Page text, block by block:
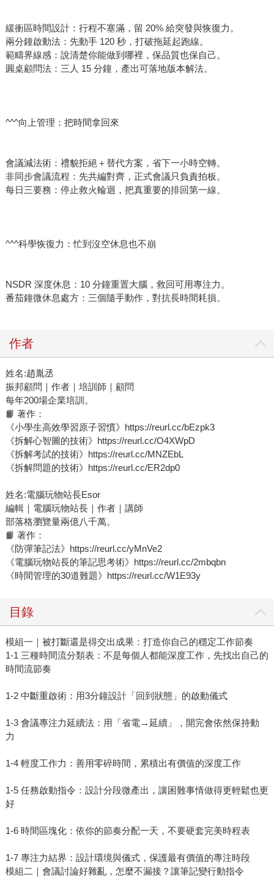
緩衝區時間設計：行程不塞滿，留 20% 給突發與恢復力。
兩分鐘啟動法：先動手 120 秒，打破拖延起跑線。
範疇界線感：說清楚你能做到哪裡，保品質也保自己。
圓桌顧問法：三人 15 分鐘，產出可落地版本解法。
^^^向上管理：把時間拿回來
會議減法術：禮貌拒絕＋替代方案，省下一小時空轉。
非同步會議流程：先共編對齊，正式會議只負責拍板。
每日三要務：停止救火輪迴，把真重要的排回第一線。
^^^科學恢復力：忙到沒空休息也不崩
NSDR 深度休息：10 分鐘重置大腦，救回可用專注力。
番茄鐘微休息處方：三個隨手動作，對抗長時間耗損。
作者
姓名:趙胤丞
振邦顧問｜作者｜培訓師｜顧問
每年200場企業培訓。
📙 著作：
《小學生高效學習原子習慣》https://reurl.cc/bEzpk3
《拆解心智圖的技術》https://reurl.cc/O4XWpD
《拆解考試的技術》https://reurl.cc/MNZEbL
《拆解問題的技術》https://reurl.cc/ER2dp0
姓名:電腦玩物站長Esor
編輯｜電腦玩物站長｜作者｜講師
部落格瀏覽量兩億八千萬。
📙 著作：
《防彈筆記法》https://reurl.cc/yMnVe2
《電腦玩物站長的筆記思考術》https://reurl.cc/2mbqbn
《時間管理的30道難題》https://reurl.cc/W1E93y
目錄
模組一｜被打斷還是得交出成果：打造你自己的穩定工作節奏
1-1 三種時間流分類表：不是每個人都能深度工作，先找出自己的
時間流節奏
1-2 中斷重啟術：用3分鐘設計「回到狀態」的啟動儀式
1-3 會議專注力延續法：用「省電→延續」，開完會依然保持動
力
1-4 輕度工作力：善用零碎時間，累積出有價值的深度工作
1-5 任務啟動指令：設計分段微產出，讓困難事情做得更輕鬆也更
好
1-6 時間區塊化：依你的節奏分配一天，不要硬套完美時程表
1-7 專注力結界：設計環境與儀式，保護最有價值的專注時段
模組二｜會議討論好雜亂，怎麼不漏接？讓筆記變行動指令